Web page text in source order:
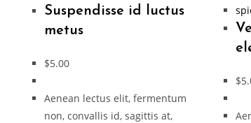
Suspendisse id luctus
metus
$5.00
Aenean lectus elit, fermentum
non, convallis id, sagittis at,
$